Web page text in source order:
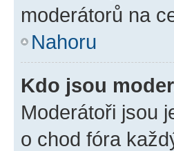
moderátorů na
Nahoru
Kdo jsou
Moderátoři jsou
o chod fóra